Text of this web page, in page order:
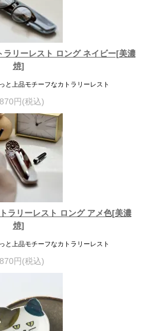
リーレスト ロング ネイビー[美濃
焼]
と上品モチーフなカトラリーレスト
円(税込)
ラリーレスト ロング アメ色[美濃
焼]
と上品モチーフなカトラリーレスト
円(税込)